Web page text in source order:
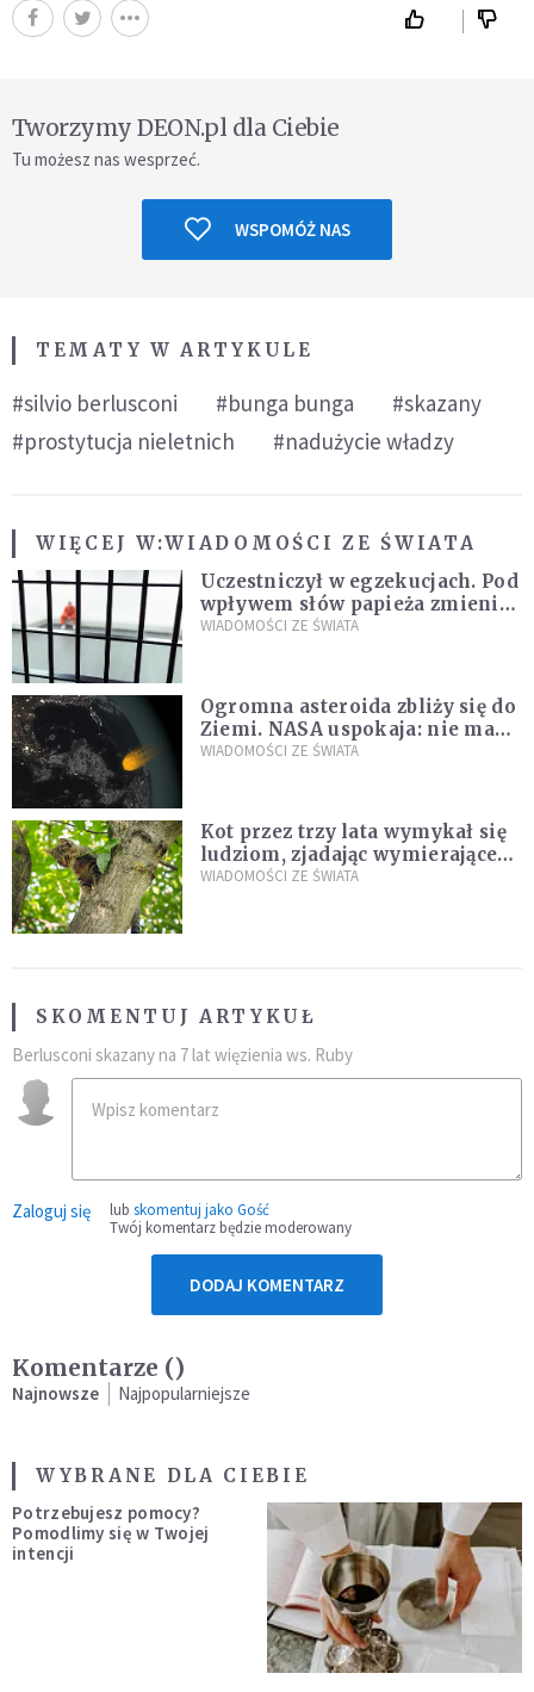
Tworzymy DEON.pl dla Ciebie
Tu możesz nas wesprzeć.
WSPOMÓŻ NAS
TEMATY W ARTYKULE
#silvio berlusconi #bunga bunga
#skazany
#prostytucja nieletnich
#nadużycie władzy
WIĘCEJ W:WIADOMOŚCI ZE ŚWIATA
Uczestniczył w egzekucjach. Pod
wpływem słów papieża zmienił
zdanie
WIADOMOŚCI ZE ŚWIATA
Ogromna asteroida zbliży się do
Ziemi. NASA uspokaja: nie ma
zagrożenia
WIADOMOŚCI ZE ŚWIATA
Kot przez trzy lata wymykał się
ludziom, zjadając wymierające
kaczki. W końcu popełnił
WIADOMOŚCI ZE ŚWIATA
SKOMENTUJ ARTYKUŁ
Berlusconi skazany na 7 lat więzienia ws. Ruby
Zaloguj się lub skomentuj jako Gość
Twój komentarz będzie moderowany
DODAJ KOMENTARZ
Komentarze ()
Najnowsze Najpopularniejsze
WYBRANE DLA CIEBIE
Potrzebujesz pomocy?
Pomodlimy się w Twojej
intencji